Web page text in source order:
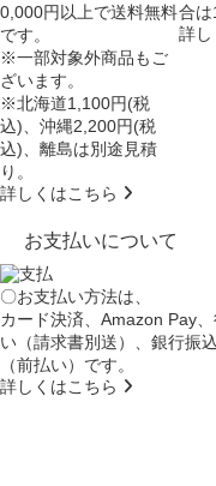
0,000円以上で送料無料
です。
※一部対象外商品もご
ざいます。
※北海道1,100円(税
込)、沖縄2,200円(税
込)、離島は別途見積
り。
詳しくはこちら
合は
詳し
お支払いについて
〇お支払い方法は、
カード決済、Amazon Pay
い（請求書別送）、銀行振込
（前払い）です。
詳しくはこちら